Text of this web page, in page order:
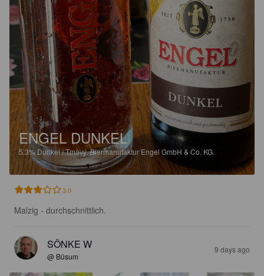
ENGEL DUNKEL
5.3% Dunkel / Tmavý.Biermanufaktur Engel GmbH & Co. KG.
3.0
Malzig - durchschnittlich.
SÖNKE W
@ Büsum
9 days ago